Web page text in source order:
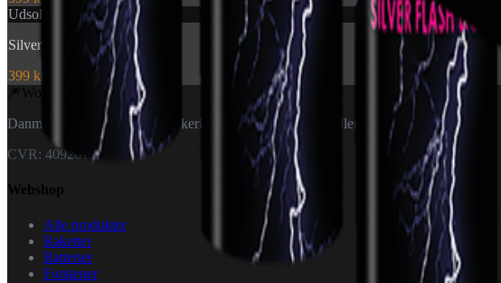
Udsolgt
Silver Tiger Tails
399 kr.
🎆World Of
Fireworks
Danmarks specialister i fyrværkeri — til private og forhandlere.
CVR: 40926151
Webshop
Alle produkter
Raketter
Batterier
Fontæner